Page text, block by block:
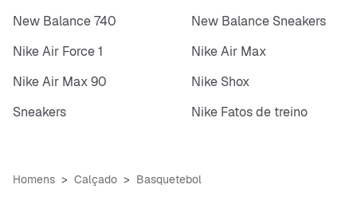
New Balance 740
New Balance Sneakers
Nike Air Force 1
Nike Air Max
Nike Air Max 90
Nike Shox
Sneakers
Nike Fatos de treino
Homens Calçado Basquetebol